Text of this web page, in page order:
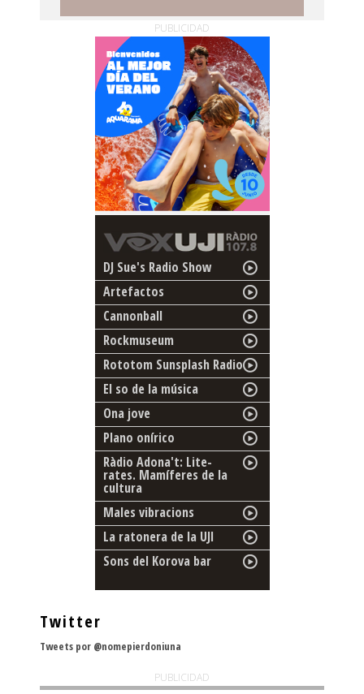
PUBLICIDAD
DJ Sue's Radio Show
Artefactos
Cannonball
Rockmuseum
Rototom Sunsplash Radio
El so de la música
Ona jove
Plano onírico
Ràdio Adona't: Lite-
rates. Mamíferes de la
cultura
Males vibracions
La ratonera de la UJI
Sons del Korova bar
Twitter
Tweets por @nomepierdoniuna
PUBLICIDAD